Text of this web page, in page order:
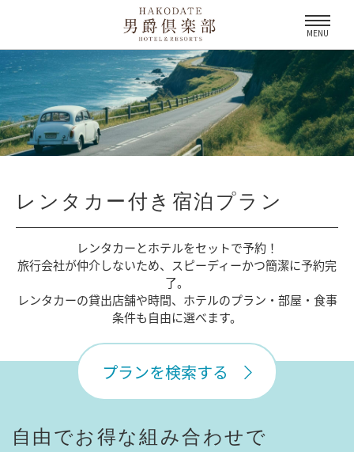
MENU
レンタカー付き宿泊プラン
レンタカーとホテルをセットで予約！
旅行会社が仲介しないため、
スピーディーかつ簡潔に予約完
了。
レンタカーの貸出店舗や時間、 ホテルのプラン・部屋・食事
条件も自由に選べます。
プランを検索する
自由でお得な組み合わせで